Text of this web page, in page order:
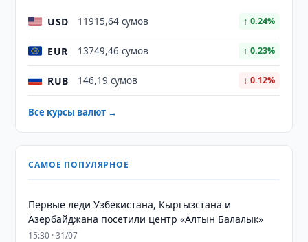
USD 11915,64 сумов ↑ 0.24%
EUR 13749,46 сумов ↑ 0.23%
RUB 146,19 сумов ↓ 0.12%
Все курсы валют →
САМОЕ ПОПУЛЯРНОЕ
Первые леди Узбекистана, Кыргызстана и
Азербайджана посетили центр «Алтын Балалык»
15:30 · 31/07